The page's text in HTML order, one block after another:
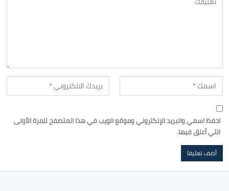
احفظ اسمي والبريد الإلكتروني وموقع الويب في هذا المتصفح للمرة الأولى
التي أعلق فيها.